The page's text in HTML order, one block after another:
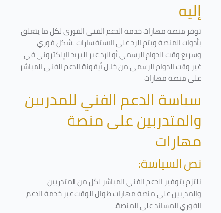
إليه
توفر منصة مهارات خدمة الدعم الفني الفوري لكل ما يتعلق
بأدوات المنصة ويتم الرد على الاستفسارات بشكل فوري
وسريع وقت الدوام الرسمي أو الرد عبر البريد الإلكتروني في
غير وقت الدوام الرسمي من خلال أيقونة الدعم الفني المباشر
على منصة مهارات
سياسة الدعم الفني للمدربين
والمتدربين على منصة
مهارات
نص السياسة:
نلتزم بتوفير الدعم الفني المباشر لكل من المتدربين
والمدربين على منصة مهارات طوال الوقت عبر خدمة الدعم
الفوري المساند على المنصة.